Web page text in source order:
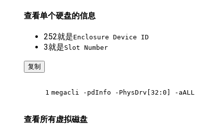
查看单个硬盘的信息
252就是Enclosure Device ID
3就是Slot Number
复制
1 megacli -pdInfo -PhysDrv[32:0] -aALL
查看所有虚拟磁盘